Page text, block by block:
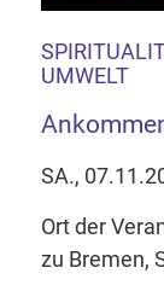
UMWELT
SA.,
Ort der
zu Bremen,